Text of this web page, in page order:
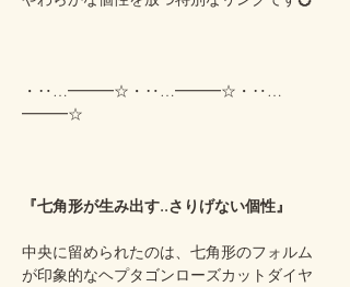
・‥…━━━☆・‥…━━━☆・‥…
━━━☆
『七角形が生み出す..さりげない個性』
中央に留められたのは、七角形のフォルム
が印象的なヘプタゴンローズカットダイヤ